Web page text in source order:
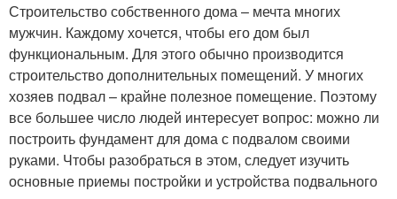
Строительство собственного дома – мечта многих
мужчин. Каждому хочется, чтобы его дом был
функциональным. Для этого обычно производится
строительство дополнительных помещений. У многих
хозяев подвал – крайне полезное помещение. Поэтому
все большее число людей интересует вопрос: можно ли
построить фундамент для дома с подвалом своими
руками. Чтобы разобраться в этом, следует изучить
основные приемы постройки и устройства подвального